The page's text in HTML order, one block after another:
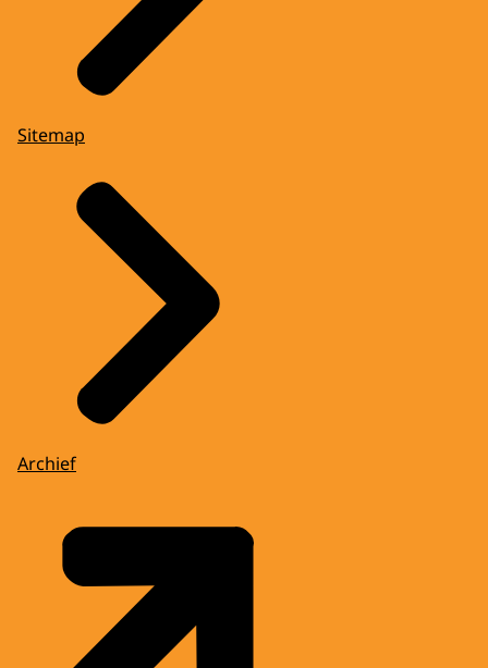
Sitemap
Archief